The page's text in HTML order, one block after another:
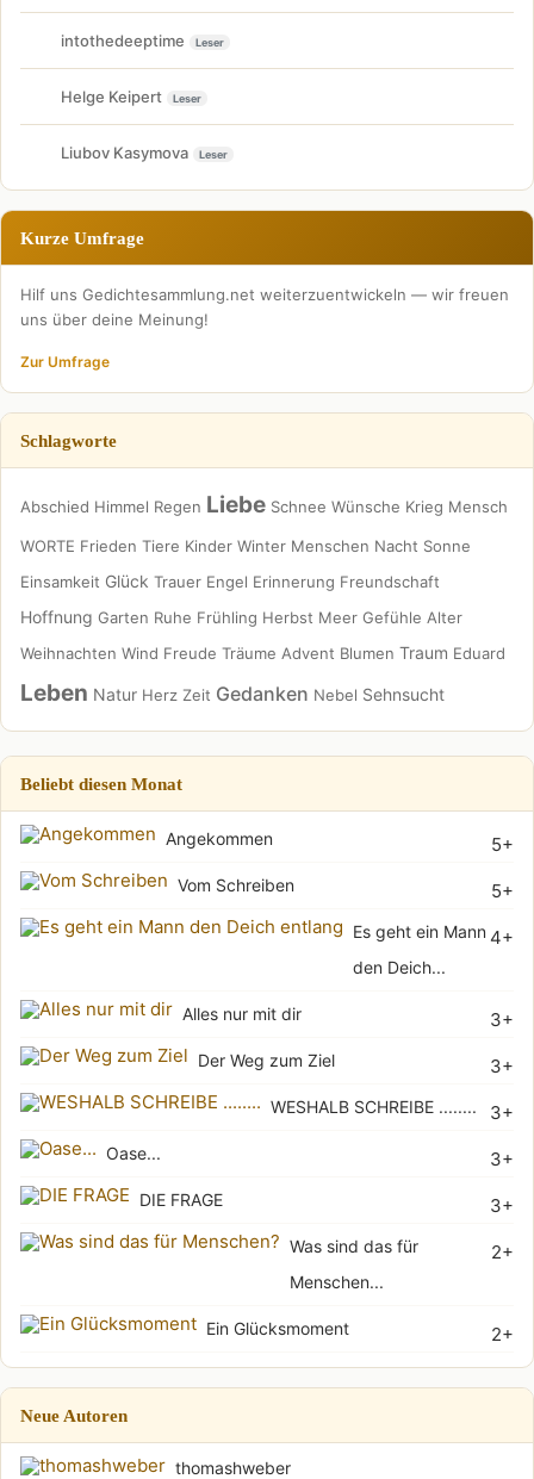
intothedeeptime Leser
Helge Keipert Leser
Liubov Kasymova Leser
Kurze Umfrage
Hilf uns Gedichtesammlung.net weiterzuentwickeln — wir freuen
uns über deine Meinung!
Zur Umfrage
Schlagworte
Abschied Himmel Regen Liebe Schnee Wünsche Krieg Mensch
WORTE Frieden Tiere Kinder Winter Menschen Nacht Sonne
Einsamkeit Glück Trauer Engel Erinnerung Freundschaft
Hoffnung Garten Ruhe Frühling Herbst Meer Gefühle Alter
Weihnachten Wind Freude Träume Advent Blumen Traum Eduard
Leben Natur Herz Zeit Gedanken Nebel Sehnsucht
Beliebt diesen Monat
5+
Angekommen
5+
Vom Schreiben
4+
Es geht ein Mann
den Deich...
3+
Alles nur mit dir
3+
Der Weg zum Ziel
3+
WESHALB SCHREIBE ........
3+
Oase...
3+
DIE FRAGE
2+
Was sind das für
Menschen...
2+
Ein Glücksmoment
Neue Autoren
thomashweber